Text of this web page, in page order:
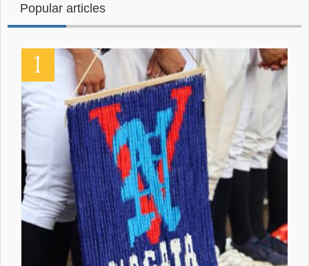
Popular articles